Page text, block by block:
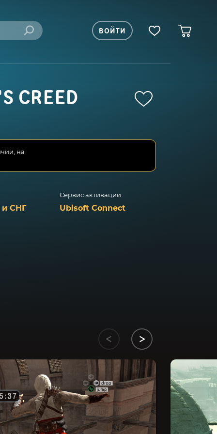
ВОЙТИ
CREED
на
и СНГ
Сервис активации
Ubisoft Connect